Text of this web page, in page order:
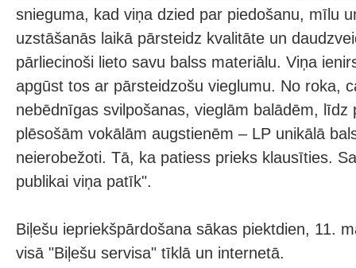
snieguma, kad viņa dzied par piedošanu, mīlu
uzstāšanās laikā pārsteidz kvalitāte un
pārliecinoši lieto savu balss materiālu. Viņa
apgūst tos ar pārsteidzošu vieglumu. No roka,
nebēdnīgas svilpošanas, vieglām balādēm, līdz
plēsošām vokālām augstienēm – LP unikālā
neierobežoti. Tā, ka patiess prieks klausīties.
publikai viņa patīk".
Biļešu iepriekšpārdošana sākas piektdien, 11.
visā "Biļešu servisa" tīklā un internetā.